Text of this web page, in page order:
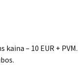
– 10 EUR + PVM.